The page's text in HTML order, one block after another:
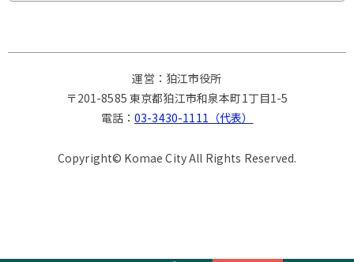
運営：狛江市役所
〒201-8585 東京都狛江市和泉本町1丁目1-5
電話：03-3430-1111（代表）
Copyright© Komae City All Rights Reserved.